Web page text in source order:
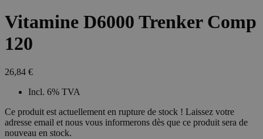
Vitamine D6000 Trenker Comp
120
26,84 €
Incl. 6% TVA
Ce produit est actuellement en rupture de stock ! Laissez votre
adresse email et nous vous informerons dès que ce produit sera de
nouveau en stock.